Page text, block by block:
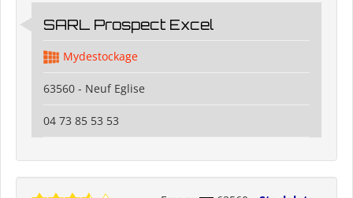
SARL Prospect Excel
Mydestockage
63560 - Neuf Eglise
04 73 85 53 53